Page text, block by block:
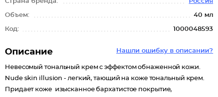
Объем: 40 мл
Код: 1000048593
Нашли ошибку в описании?
Описание
Невесомый тональный крем с эффектом обнаженной кожи.
Nude skin illusion - легкий, тающий на коже тональный крем.
Придает коже изысканное бархатистое покрытие,